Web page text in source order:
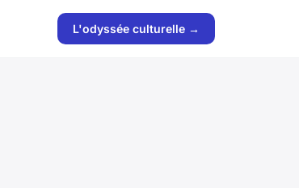
L'odyssée culturelle →